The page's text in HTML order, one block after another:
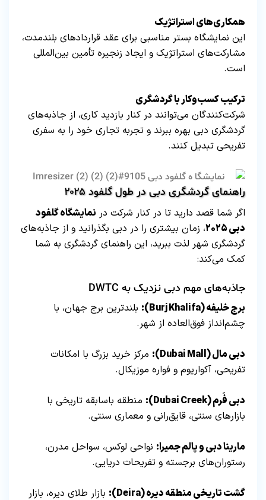
همکاری‌های استراتژیک
این نمایشگاه بستر مناسبی برای عقد قراردادهای بلندمدت،
مشارکت‌های استراتژیک و ایجاد زنجیره تأمین بین‌المللی
است.
ترکیب کسب‌وکار با گردشگری
شرکت‌کنندگان می‌توانند در کنار بازدید کاری، از جاذبه‌های
گردشگری دبی بهره ببرند و تجربه تجاری خود را به سفری
تفریحی تبدیل کنند.
راهنمای گردشگری دبی در طول گلفود ۲۰۲۵
اگر شما قصد دارید تا در کنار شرکت در نمایشگاه گلفود
دبی ۲۰۲۵
، زمان بیشتری را در دبی بگذرانید و از جاذبه‌های
گردشگری شهر لذت ببرید، این راهنمای گردشگری به شما
کمک می‌کند:
جاذبه‌های مهم دبی نزدیک به DWTC
برج خلیفه (Burj Khalifa):
بلندترین برج جهان، با
چشم‌انداز فوق‌العاده از شهر.
دبی مال (Dubai Mall):
مرکز خرید بزرگ با امکانات
تفریحی، آکواریوم و فواره موزیکال.
دبی فَرم (Dubai Creek):
منطقه باسابقه تاریخی با
بازارهای سنتی، قایق‌رانی و معماری سنتی.
مارینا دبی و پالم جمیرا: نواحی لوکس، سواحل مدرن،
رستوران‌های برجسته و تفریحات دریایی.
گشت تاریخی منطقه دیره (Deira): بازار طلای دیره، بازار